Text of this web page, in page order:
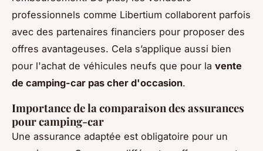
professionnels comme Libertium collaborent parfois
avec des partenaires financiers pour proposer des
offres avantageuses. Cela s’applique aussi bien
pour l'achat de véhicules neufs que pour la vente
de camping-car pas cher d'occasion.
Importance de la comparaison des assurances
pour camping-car
Une assurance adaptée est obligatoire pour un